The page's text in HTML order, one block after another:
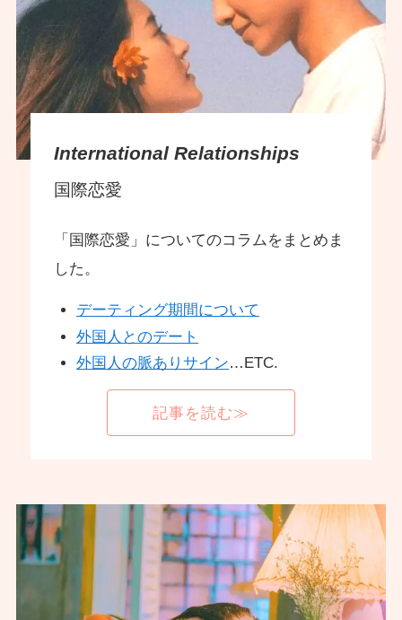
International Relationships
国際恋愛
「国際恋愛」についてのコラムをまとめま
した。
デーティング期間について
外国人とのデート
外国人の脈ありサイン…ETC.
記事を読む≫